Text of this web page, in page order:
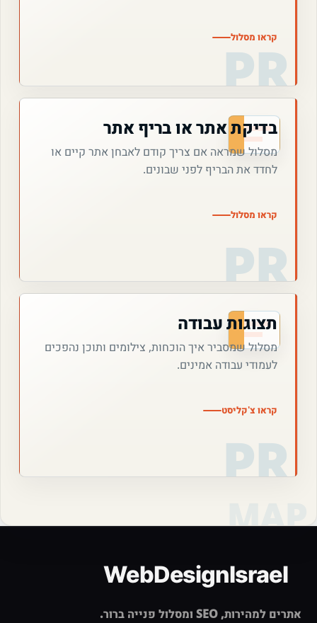
קראו מסלול
בדיקת אתר או בריף אתר
מסלול שמראה אם צריך קודם לאבחן אתר קיים או
לחדד את הבריף לפני שבונים.
קראו מסלול
תצוגות עבודה
מסלול שמסביר איך הוכחות, צילומים ותוכן נהפכים
לעמודי עבודה אמינים.
קראו צ'קליסט
אתרים למהירות, SEO ומסלול פנייה ברור.